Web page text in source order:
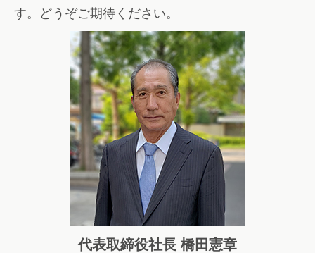
す。どうぞご期待ください。
代表取締役社長 橋田憲章